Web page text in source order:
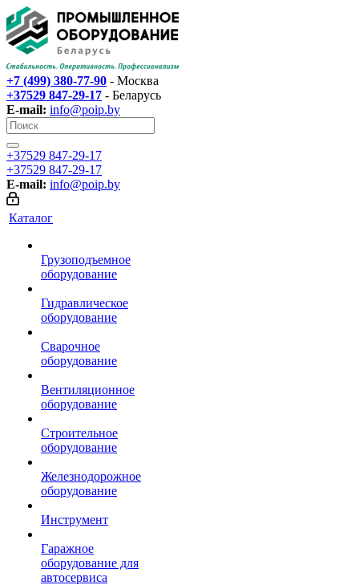
+7 (499) 380-77-90 - Москва
+37529 847-29-17‬ - Беларусь
E-mail: info@poip.by
+37529 847-29-17‬
+37529 847-29-17‬
E-mail: info@poip.by
Каталог
Грузоподъемное
оборудование
Гидравлическое
оборудование
Сварочное
оборудование
Вентиляционное
оборудование
Строительное
оборудование
Железнодорожное
оборудование
Инструмент
Гаражное
оборудование для
автосервиса